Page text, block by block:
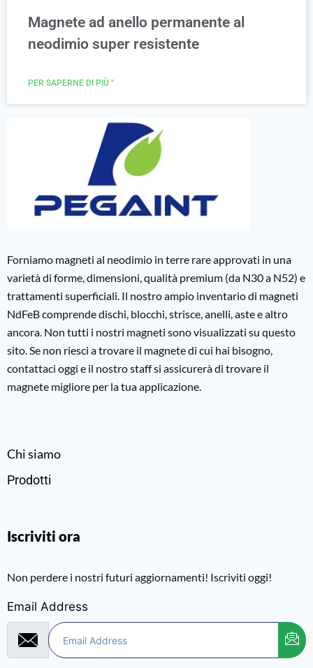
Magnete ad anello permanente al
neodimio super resistente
PER SAPERNE DI PIÙ "
Forniamo magneti al neodimio in terre rare approvati in una
varietà di forme, dimensioni, qualità premium (da N30 a N52) e
trattamenti superficiali. Il nostro ampio inventario di magneti
NdFeB comprende dischi, blocchi, strisce, anelli, aste e altro
ancora. Non tutti i nostri magneti sono visualizzati su questo
sito. Se non riesci a trovare il magnete di cui hai bisogno,
contattaci oggi e il nostro staff si assicurerà di trovare il
magnete migliore per la tua applicazione.
Chi siamo
Prodotti
Iscriviti ora
Non perdere i nostri futuri aggiornamenti! Iscriviti oggi!
Email Address